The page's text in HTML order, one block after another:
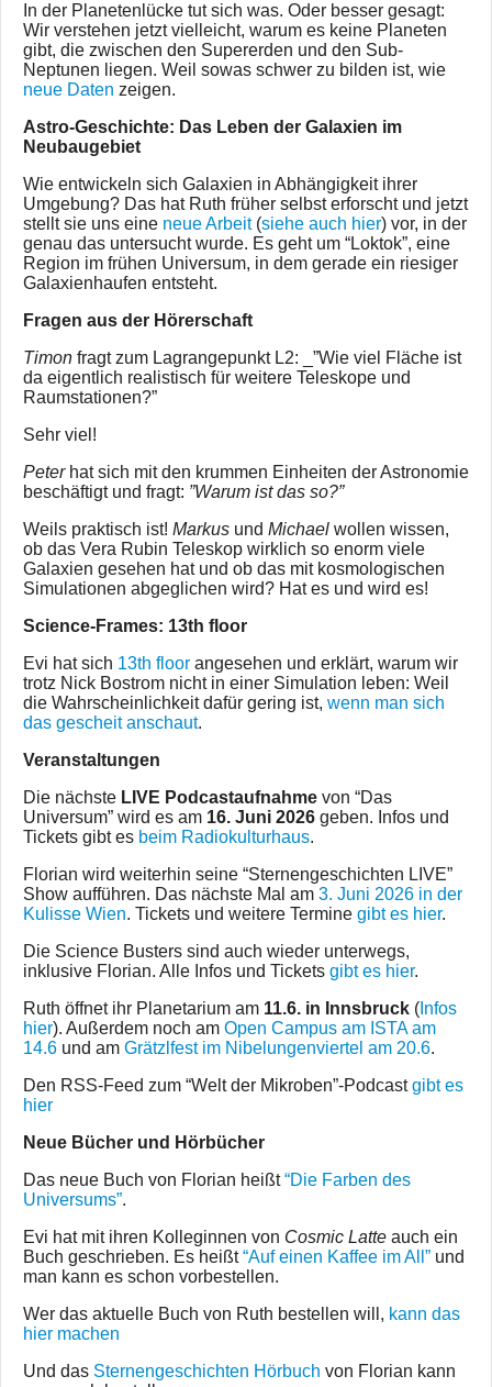
In der Planetenlücke tut sich was. Oder besser gesagt:
Wir verstehen jetzt vielleicht, warum es keine Planeten
gibt, die zwischen den Supererden und den Sub-
Neptunen liegen. Weil sowas schwer zu bilden ist, wie
neue Daten zeigen.
Astro-Geschichte: Das Leben der Galaxien im
Neubaugebiet
Wie entwickeln sich Galaxien in Abhängigkeit ihrer
Umgebung? Das hat Ruth früher selbst erforscht und jetzt
stellt sie uns eine neue Arbeit(siehe auch hier) vor, in der
genau das untersucht wurde. Es geht um “Loktok”, eine
Region im frühen Universum, in dem gerade ein riesiger
Galaxienhaufen entsteht.
Fragen aus der Hörerschaft
Timon fragt zum Lagrangepunkt L2: _”Wie viel Fläche ist
da eigentlich realistisch für weitere Teleskope und
Raumstationen?”
Sehr viel!
Peterhat sich mit den krummen Einheiten der Astronomie
beschäftigt und fragt: ”Warum ist das so?”
Weils praktisch ist! Markus und Michael wollen wissen,
ob das Vera Rubin Teleskop wirklich so enorm viele
Galaxien gesehen hat und ob das mit kosmologischen
Simulationen abgeglichen wird? Hat es und wird es!
Science-Frames: 13th floor
Evi hat sich 13th floor angesehen und erklärt, warum wir
trotz Nick Bostrom nicht in einer Simulation leben: Weil
die Wahrscheinlichkeit dafür gering ist, wenn man sich
das gescheit anschaut.
Veranstaltungen
Die nächste LIVE Podcastaufnahme von “Das
Universum” wird es am 16. Juni 2026 geben. Infos und
Tickets gibt es beim Radiokulturhaus.
Florian wird weiterhin seine “Sternengeschichten LIVE”
Show aufführen. Das nächste Mal am 3. Juni 2026 in der
Kulisse Wien. Tickets und weitere Termine gibt es hier.
Die Science Busters sind auch wieder unterwegs,
inklusive Florian. Alle Infos und Tickets gibt es hier.
Ruth öffnet ihr Planetarium am 11.6. in Innsbruck ( Infos
hier). Außerdem noch am Open Campus am ISTA am
14.6 und am Grätzlfest im Nibelungenviertel am 20.6.
Den RSS-Feed zum “Welt der Mikroben”-Podcastgibt es
hier
Neue Bücher und Hörbücher
Das neue Buch von Florian heißt“Die Farben des
Universums”.
Evi hat mit ihren Kolleginnen von Cosmic Latte auch ein
Buch geschrieben. Es heißt“Auf einen Kaffee im All” und
man kann es schon vorbestellen.
Wer das aktuelle Buch von Ruth bestellen will, kann das
hier machen
Und das Sternengeschichten Hörbuch von Florian kann